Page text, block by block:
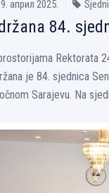
9. април 2025.
84.
Rektorata
je 84. sjednica
Sarajevu. Na